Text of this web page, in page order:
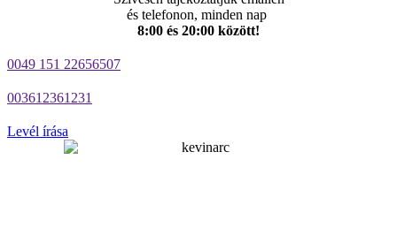
és telefonon, minden nap
8:00 és 20:00 között!
0049 151 22656507
003612361231
Levél írása